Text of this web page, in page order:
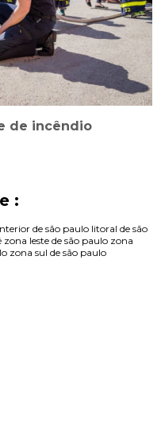
de incêndio
:
de são paulo litoral de são
zona leste de são paulo zona
zona sul de são paulo